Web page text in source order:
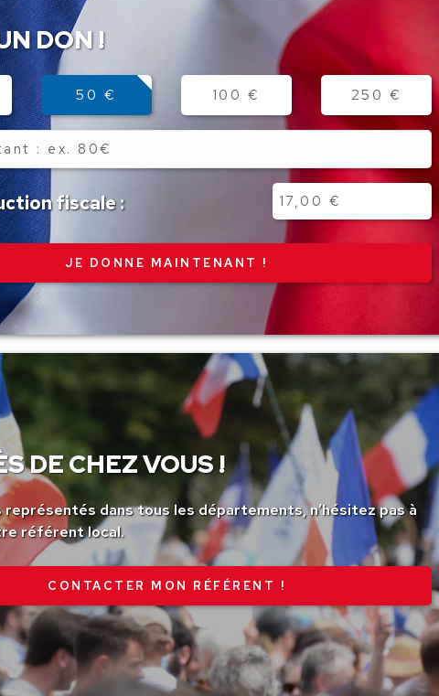
DON !
50 € 100 € 250 €
fiscale :
DE CHEZ VOUS !
représentés dans tous les départements, n’hésitez pas à
référent local.
CONTACTER MON RÉFÉRENT !